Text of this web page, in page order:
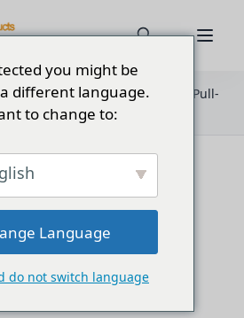
Die Wissenschaft hinter den No-Pull-
Hundegeschirren
No-Pull-
you might be
different language.
to change to:
Language
do not switch language